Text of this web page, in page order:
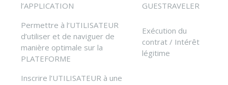
l’APPLICATION
GUESTRAVELER
Permettre à l’UTILISATEUR
d’utiliser et de naviguer de
manière optimale sur la
PLATEFORME
Exécution du
contrat / Intérêt
légitime
Inscrire l’UTILISATEUR à une